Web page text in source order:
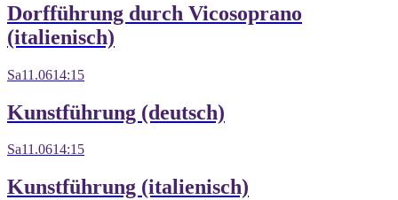
Dorfführung durch Vicosoprano
(italienisch)
Sa11.0614:15
Kunstführung (deutsch)
Sa11.0614:15
Kunstführung (italienisch)